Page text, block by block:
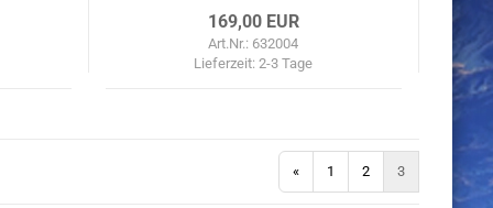
169,00 EUR
Art.Nr.: 632004
Lieferzeit:2-3 Tage
« 1 2 3